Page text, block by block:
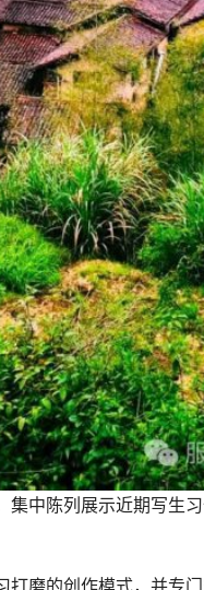
中陈列展示近期写生
磨的创作模式，并专